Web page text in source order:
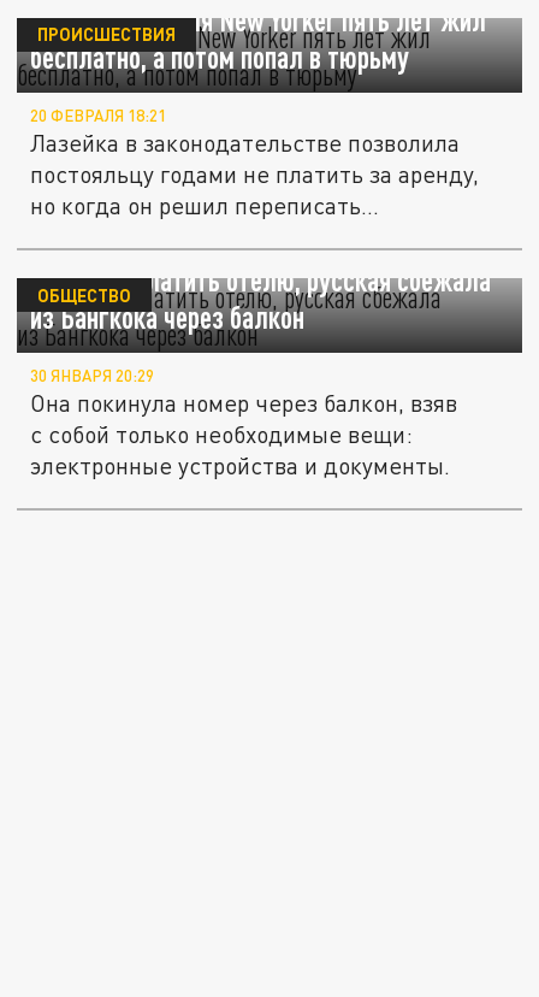
Постоялец отеля New Yorker пять лет жил
бесплатно, а потом попал в тюрьму
ПРОИСШЕСТВИЯ
20 ФЕВРАЛЯ 18:21
Лазейка в законодательстве позволила
постояльцу годами не платить за аренду,
но когда он решил переписать...
Чтобы не платить отелю, русская сбежала
из Бангкока через балкон
ОБЩЕСТВО
30 ЯНВАРЯ 20:29
Она покинула номер через балкон, взяв
с собой только необходимые вещи:
электронные устройства и документы.